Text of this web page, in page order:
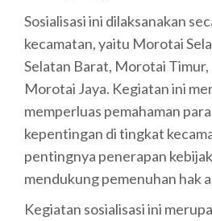
Sosialisasi ini dilaksanakan
kecamatan, yaitu Morotai
Selatan Barat, Morotai
Morotai Jaya. Kegiatan ini
memperluas pemahaman
kepentingan di tingkat
pentingnya penerapan
mendukung pemenuhan hak
Kegiatan sosialisasi ini